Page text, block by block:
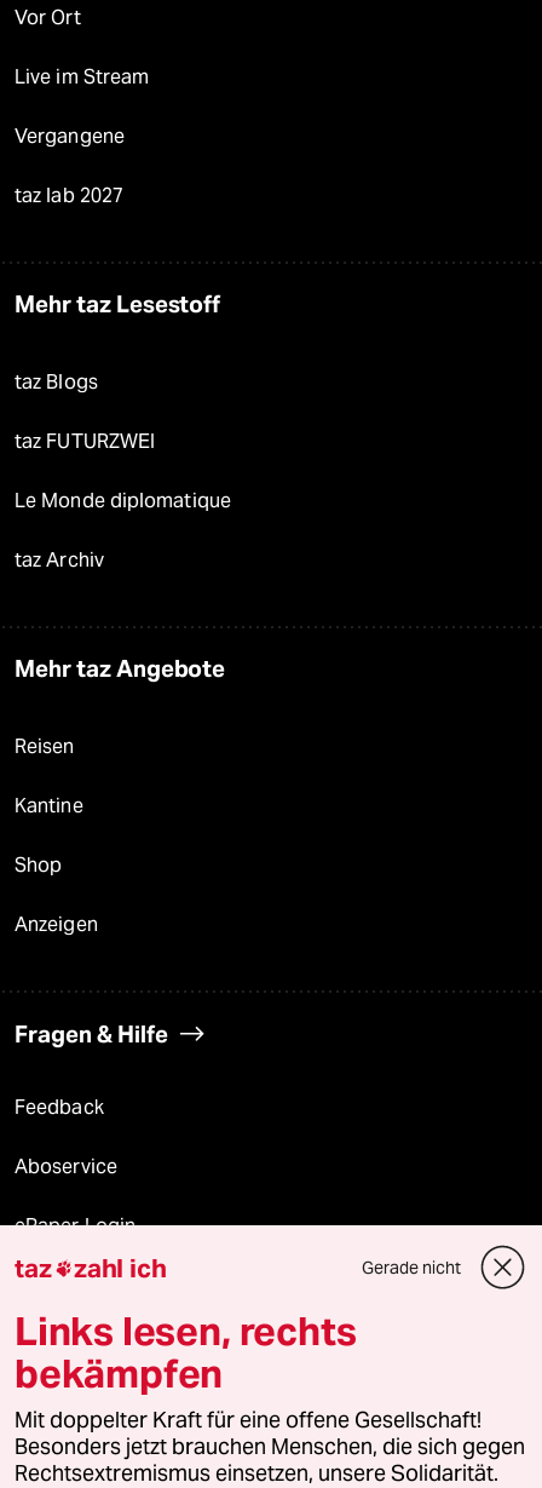
Vor Ort
Live im Stream
Vergangene
taz lab 2027
Mehr taz Lesestoff
taz Blogs
taz FUTURZWEI
Le Monde diplomatique
taz Archiv
Mehr taz Angebote
Reisen
Kantine
Shop
Anzeigen
Fragen & Hilfe
Feedback
Aboservice
ePaper Login
Downloads für Abonnierende
© 2026 taz Verlags und Vertriebs GmbH
Alle Rechte vorbehalten. Bei rechtlichen Fragen oder für Genehmigungen
wenden Sie sich bitte an lizenzen@taz.de
taz zahl ich Gerade nicht
Links lesen, rechts
bekämpfen
Mit doppelter Kraft für eine offene Gesellschaft!
Besonders jetzt brauchen Menschen, die sich gegen
Rechtsextremismus einsetzen, unsere Solidarität.